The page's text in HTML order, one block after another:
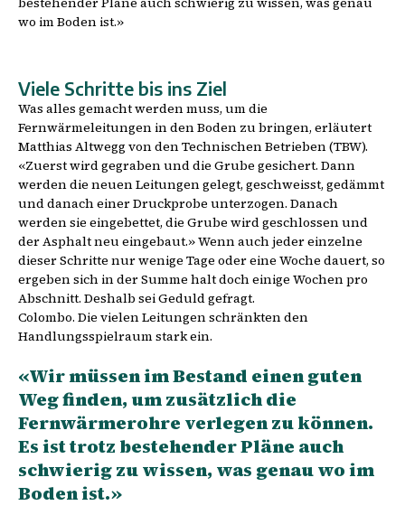
wo im Boden ist.»
Viele Schritte bis ins Ziel
Was alles gemacht werden muss, um die
Fernwärmeleitungen in den Boden zu bringen, erläutert
Matthias Altwegg von den Technischen Betrieben (TBW).
«Zuerst wird gegraben und die Grube gesichert. Dann
werden die neuen Leitungen gelegt, geschweisst, gedämmt
und danach einer Druckprobe unterzogen. Danach
werden sie eingebettet, die Grube wird geschlossen und
der Asphalt neu eingebaut.» Wenn auch jeder einzelne
dieser Schritte nur wenige Tage oder eine Woche dauert, so
ergeben sich in der Summe halt doch einige Wochen pro
Abschnitt. Deshalb sei Geduld gefragt.
Colombo. Die vielen Leitungen schränkten den
Handlungsspielraum stark ein.
«Wir müssen im Bestand einen guten
Weg finden, um zusätzlich die
Fernwärmerohre verlegen zu können.
Es ist trotz bestehender Pläne auch
schwierig zu wissen, was genau wo im
Boden ist.»